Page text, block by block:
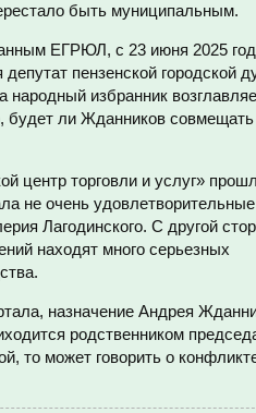
быть муниципальным.
ЕГРЮЛ, с 23 июня 2025
пензенской городской
избранник
будет ли Жданников
центр торговли и услуг»
не очень удовлетворительные
Лагодинского. С другой
находят много серьезных
назначение Андрея
родственником
то может говорить о